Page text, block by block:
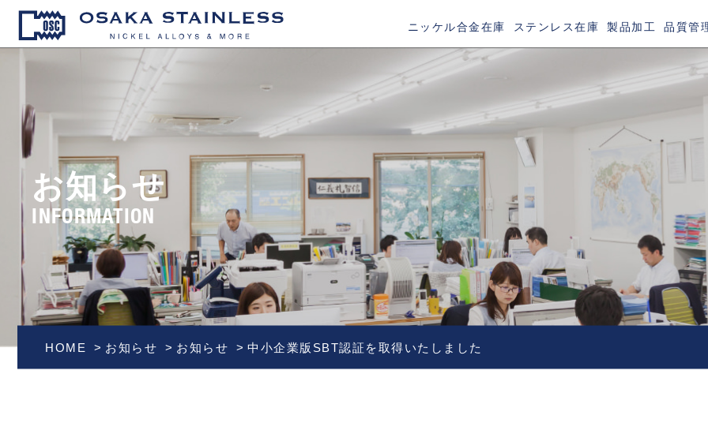
OSAKA STAINLESS
ニッケル合金在庫 ステンレス在庫 製品加工 品質管
お知らせ
INFORMATION
HOME お知らせ お知らせ 中小企業版SBT認証を取得いたしました